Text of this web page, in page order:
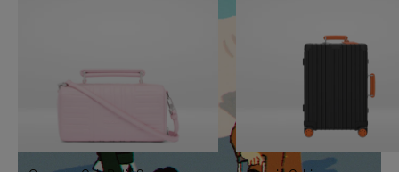
PAUSE,
APPUYEZ
SUR
DÉSACTIVÉ.
VEUILLEZ